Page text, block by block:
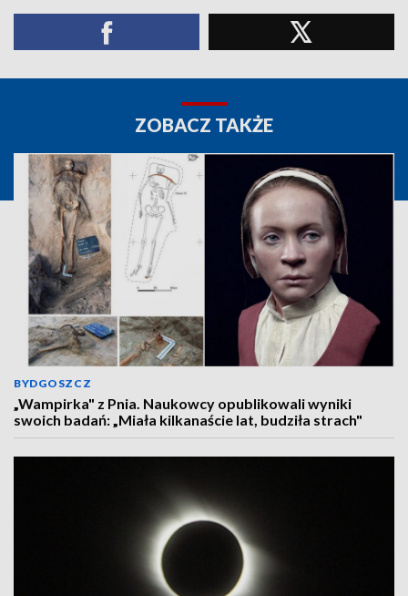
ZOBACZ TAKŻE
BYDGOSZCZ
„Wampirka" z Pnia. Naukowcy opublikowali wyniki
swoich badań: „Miała kilkanaście lat, budziła strach"